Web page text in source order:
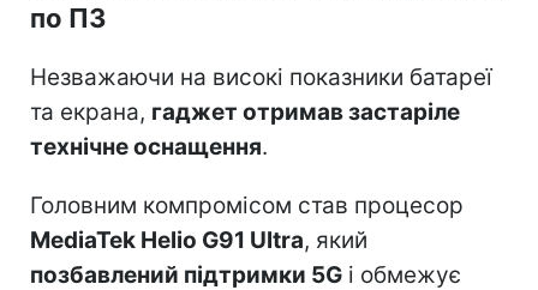
по ПЗ
Незважаючи на високі показники батареї
та екрана, гаджет отримав застаріле
технічне оснащення.
Головним компромісом став процесор
MediaTek Helio G91 Ultra, який
позбавлений підтримки 5G і обмежує